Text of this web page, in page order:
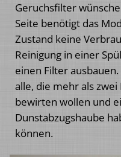
Geruchsfilter
Seite benötigt das
Zustand keine
Reinigung in einer
einen Filter
alle, die mehr als
bewirten wollen und
Dunstabzugshaube
können.